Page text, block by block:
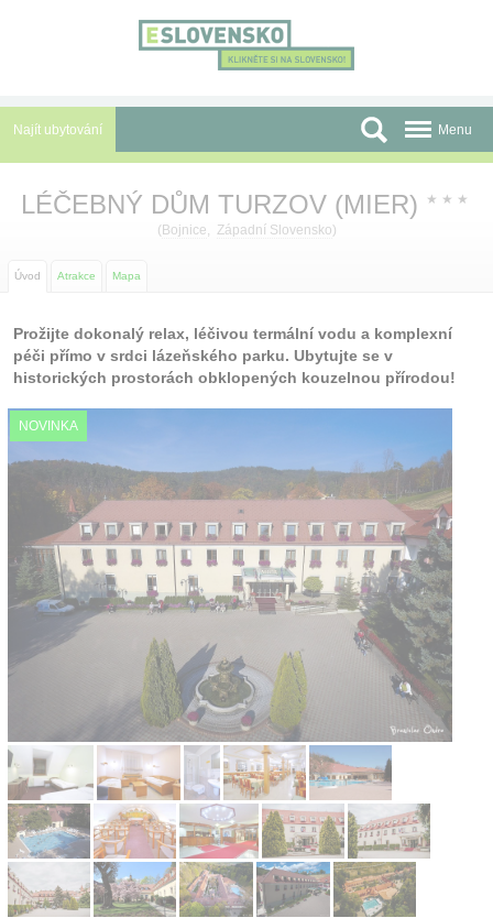
Najít ubytování
Autobusové zájezdy
Před cestou
Atrakce
Kontakt
Menu
LÉČEBNÝ DŮM TURZOV (MIER) ★ ★ ★
( Bojnice, Západní Slovensko)
Úvod Atrakce Mapa
Prožijte dokonalý relax, léčivou termální vodu a komplexní
péči přímo v srdci lázeňského parku. Ubytujte se v
historických prostorách obklopených kouzelnou přírodou!
NOVINKA